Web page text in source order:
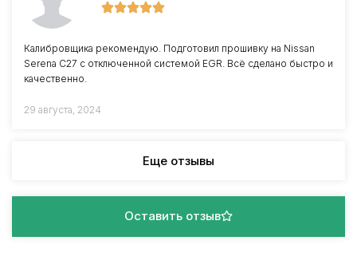
Калибровщика рекомендую. Подготовил прошивку на Nissan
Serena C27 с отключенной системой EGR. Всё сделано быстро и
качественно.
29 августа, 2024
Еще отзывы
Оставить отзыв